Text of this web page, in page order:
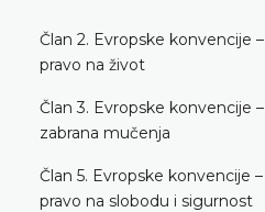
Član 2. Evropske konvencije –
pravo na život
Član 3. Evropske konvencije –
zabrana mučenja
Član 5. Evropske konvencije –
pravo na slobodu i sigurnost